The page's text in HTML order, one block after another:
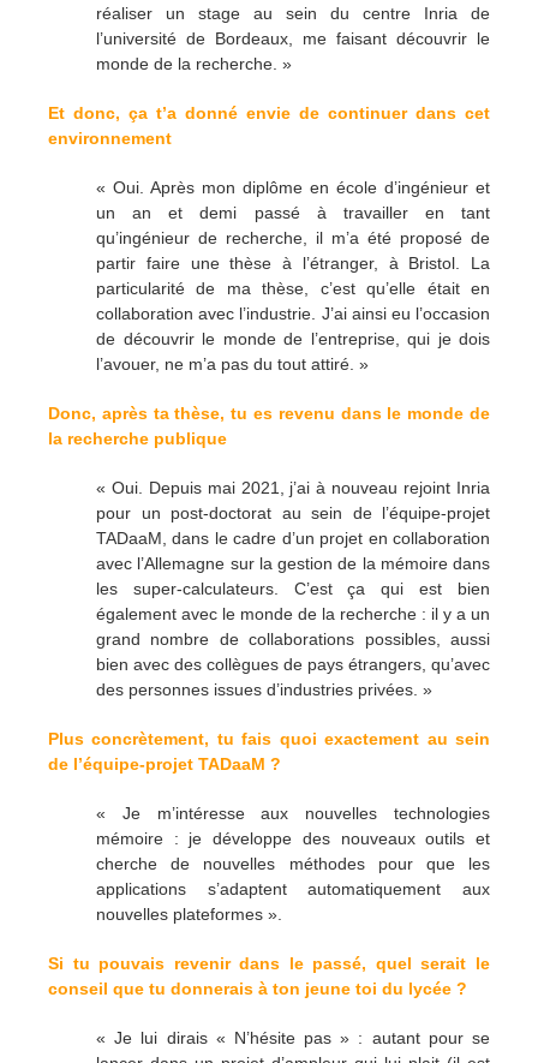
réaliser un stage au sein du centre Inria de
l’université de Bordeaux, me faisant découvrir le
monde de la recherche. »
Et donc, ça t’a donné envie de continuer dans cet
environnement
« Oui. Après mon diplôme en école d’ingénieur et
un an et demi passé à travailler en tant
qu’ingénieur de recherche, il m’a été proposé de
partir faire une thèse à l’étranger, à Bristol. La
particularité de ma thèse, c’est qu’elle était en
collaboration avec l’industrie. J’ai ainsi eu l’occasion
de découvrir le monde de l’entreprise, qui je dois
l’avouer, ne m’a pas du tout attiré. »
Donc, après ta thèse, tu es revenu dans le monde de
la recherche publique
« Oui. Depuis mai 2021, j’ai à nouveau rejoint Inria
pour un post-doctorat au sein de l’équipe-projet
TADaaM, dans le cadre d’un projet en collaboration
avec l’Allemagne sur la gestion de la mémoire dans
les super-calculateurs. C’est ça qui est bien
également avec le monde de la recherche : il y a un
grand nombre de collaborations possibles, aussi
bien avec des collègues de pays étrangers, qu’avec
des personnes issues d’industries privées. »
Plus concrètement, tu fais quoi exactement au sein
de l’équipe-projet TADaaM ?
« Je m’intéresse aux nouvelles technologies
mémoire : je développe des nouveaux outils et
cherche de nouvelles méthodes pour que les
applications s’adaptent automatiquement aux
nouvelles plateformes ».
Si tu pouvais revenir dans le passé, quel serait le
conseil que tu donnerais à ton jeune toi du lycée ?
« Je lui dirais « N’hésite pas » : autant pour se